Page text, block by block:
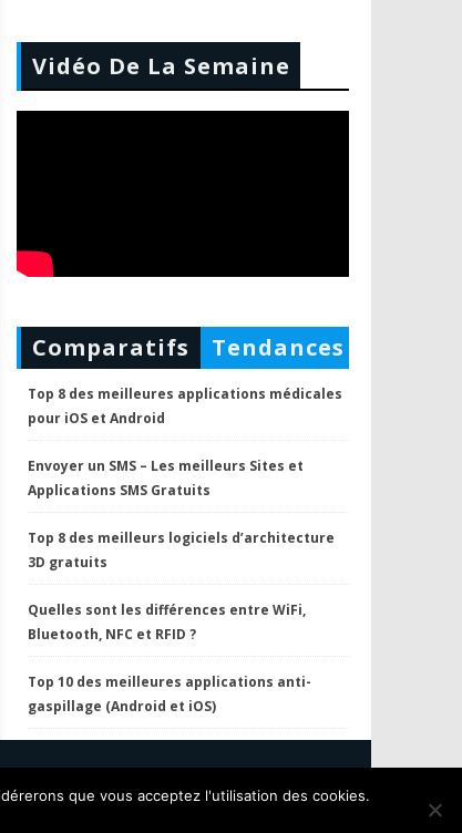
Vidéo De La Semaine
Comparatifs Tendances
Top 8 des meilleures applications médicales
pour iOS et Android
Envoyer un SMS – Les meilleurs Sites et
Applications SMS Gratuits
Top 8 des meilleurs logiciels d’architecture
3D gratuits
Quelles sont les différences entre WiFi,
Bluetooth, NFC et RFID ?
Top 10 des meilleures applications anti-
gaspillage (Android et iOS)
A propos
que vous acceptez l'utilisation des cookies.